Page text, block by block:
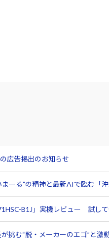
広告掲出のお知らせ
ーる”の精神と最新AIで臨む「
B1J」実機レビュー 試し
挑む“脱・メーカーのエゴ”と激